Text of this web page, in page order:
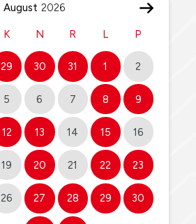
August
K N R L P
29 30 31 1 2
5 6 7 8 9
12 13 14 15 16
19 20 21 22 23
26 27 28 29 30